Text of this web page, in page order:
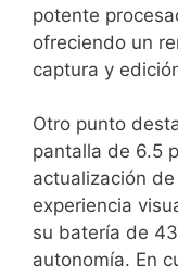
potente
ofreciendo un
captura y⁣
Otro⁤ punto
‍pantalla de 6.5‍
actualización
experiencia
su batería de
autonomía. En